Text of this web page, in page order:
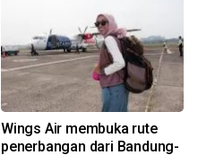
Wings Air membuka rute
penerbangan dari Bandung-